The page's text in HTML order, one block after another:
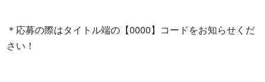
＊応募の際はタイトル端の【0000】コードをお知らせくだ
さい！